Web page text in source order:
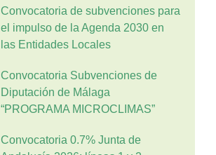
Convocatoria de subvenciones para
el impulso de la Agenda 2030 en
las Entidades Locales
Convocatoria Subvenciones de
Diputación de Málaga
“PROGRAMA MICROCLIMAS”
Convocatoria 0.7% Junta de